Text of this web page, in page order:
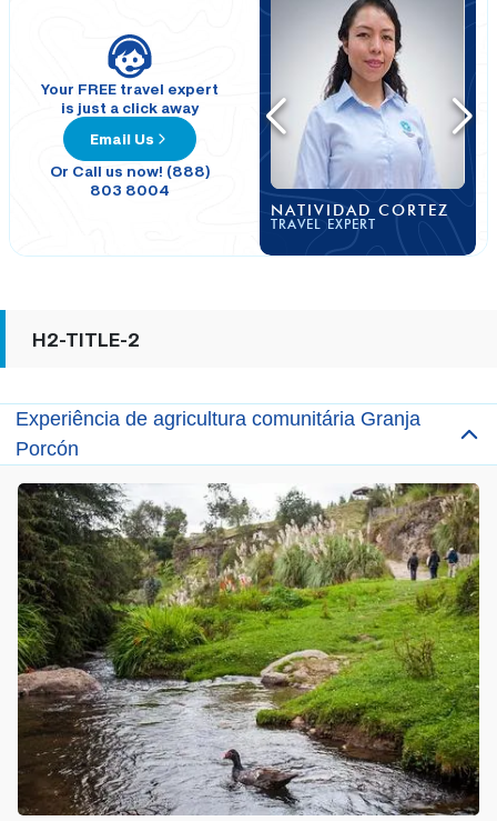
Your FREE travel expert
is just a click away
Email Us
Or Call us now! (888)
803 8004
NATIVIDAD CORTEZ
TRAVEL EXPERT
H2-TITLE-2
Experiência de agricultura comunitária Granja
Porcón